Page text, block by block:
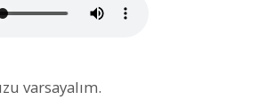
varsayalım.